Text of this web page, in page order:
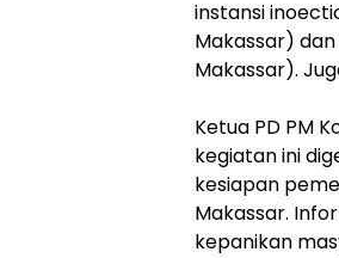
instansi
Makassar)
Makassar).
​Ketua PD PM
kegiatan ini
kesiapan
Makassar.
kepanikan